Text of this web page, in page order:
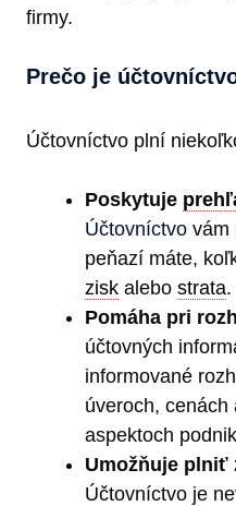
firmy.
Prečo je
Účtovníctvo plní
Poskytuje
Účtovníctvo vám
peňazí máte,
zisk alebo strata.
Pomáha pri
účtovných
informované
úveroch,
aspektoch
Umožňuje plniť
Účtovníctvo je